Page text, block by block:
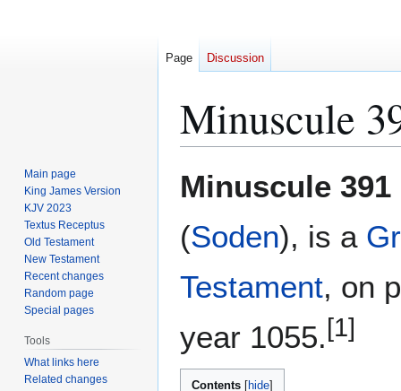
Minuscule
toto
Minuscule 391
(Soden), is a
Testament, on
year 1055. [1]
Contents
Page Discussion
Main page
King James Version
KJV 2023
Textus Receptus
Old Testament
New Testament
Recent changes
Random page
Special pages
Tools
What links here
Related changes